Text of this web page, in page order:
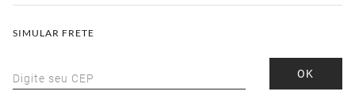
SIMULAR FRETE
Digite seu CEP OK